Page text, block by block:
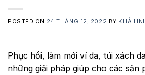
POSTED ON 24 THÁNG 12, 2022 BY KHẢ
Phục hồi, làm mới ví da, túi xách
những giải pháp giúp cho các sản